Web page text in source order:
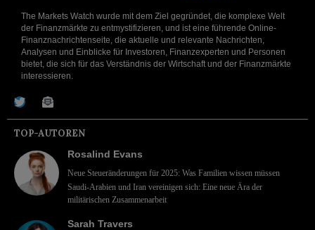
The Markets Watch wurde mit dem Ziel gegründet, die komplexe Welt
der Finanzmärkte zu entmystifizieren, und ist eine führende Online-
Finanznachrichtenseite, die aktuelle und relevante Nachrichten,
Analysen und Einblicke für Investoren, Finanzexperten und Personen
bietet, die sich für das Verständnis der Wirtschaft und der Finanzmärkte
interessieren.
TOP-AUTOREN
Rosalind Evans
Neue Steueränderungen für 2025: Was Familien wissen müssen
Saudi-Arabien und Iran vereinigen sich: Eine neue Ära der
militärischen Zusammenarbeit
Sarah Travers